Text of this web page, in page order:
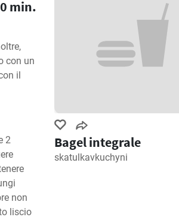
min.
con un
il
2
non
liscio
Bagel integrale
skatulkavkuchyni